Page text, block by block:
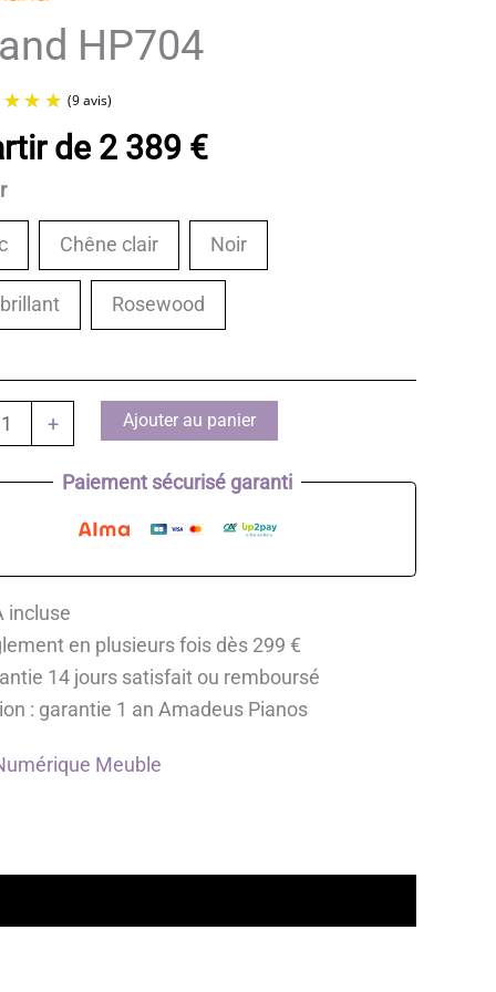
HP704
de 2 389 €
Chêne clair Noir
Rosewood
+ Ajouter au panier
Paiement sécurisé garanti
incluse
en plusieurs fois dès 299 €
14 jours satisfait ou remboursé
: garantie 1 an Amadeus Pianos
Meuble